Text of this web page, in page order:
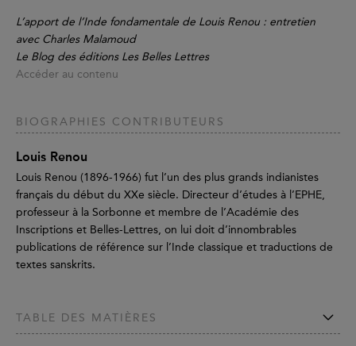
L’apport de l’Inde fondamentale de Louis Renou : entretien
avec Charles Malamoud
Le Blog des éditions Les Belles Lettres
Accéder au contenu
BIOGRAPHIES CONTRIBUTEURS
Louis Renou
Louis Renou (1896-1966) fut l’un des plus grands indianistes
français du début du XXe siècle. Directeur d’études à l’EPHE,
professeur à la Sorbonne et membre de l’Académie des
Inscriptions et Belles-Lettres, on lui doit d’innombrables
publications de référence sur l’Inde classique et traductions de
textes sanskrits.
TABLE DES MATIÈRES